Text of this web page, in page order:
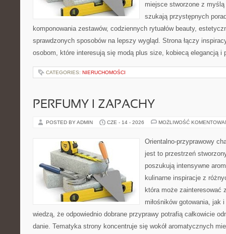
miejsce stworzone z
szukają przystępnych
komponowania zestawów, codziennych rytuałów beauty,
sprawdzonych sposobów na lepszy wygląd. Strona łączy
osobom, które interesują się modą plus size, kobiecą elegancją
CATEGORIES: NIERUCHOMOŚCI
PERFUMY I ZAPACHY
POSTED BY ADMIN CZE - 14 - 2026 MOŻLIWOŚĆ
Orientalno-przyprawowy
jest to przestrzeń
poszukują intensywne
kulinarne inspiracje z
która może zainteresować
miłośników gotowania, jak
wiedzą, że odpowiednio dobrane przyprawy potrafią całkowicie
danie. Tematyka strony koncentruje się wokół aromatycznych